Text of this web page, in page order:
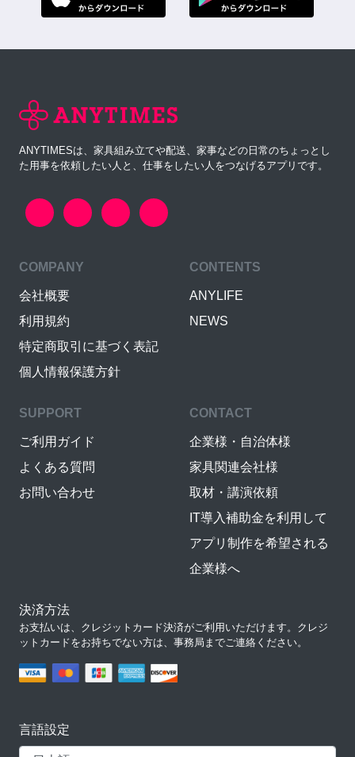
ANYTIMESは、家具組み立てや配送、家事などの日常のちょっとし
た用事を依頼したい人と、仕事をしたい人をつなげるアプリです。
COMPANY
会社概要
利用規約
特定商取引に基づく表記
個人情報保護方針
CONTENTS
ANYLIFE
NEWS
SUPPORT
ご利用ガイド
よくある質問
お問い合わせ
CONTACT
企業様・自治体様
家具関連会社様
取材・講演依頼
IT導入補助金を利用して
アプリ制作を希望される
企業様へ
決済方法
お支払いは、クレジットカード決済がご利用いただけます。クレジ
ットカードをお持ちでない方は、事務局までご連絡ください。
言語設定